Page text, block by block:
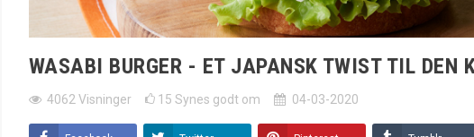
WASABI BURGER - ET JAPANSK TWIST TIL DEN
4062 Visninger 15 Synes godt om 04-03-2020